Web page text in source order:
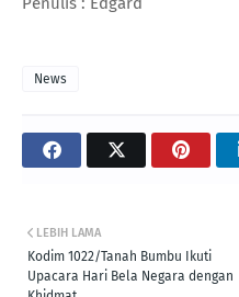
News
LEBIH LAMA
Kodim 1022/Tanah Bumbu Ikuti
Upacara Hari Bela Negara dengan